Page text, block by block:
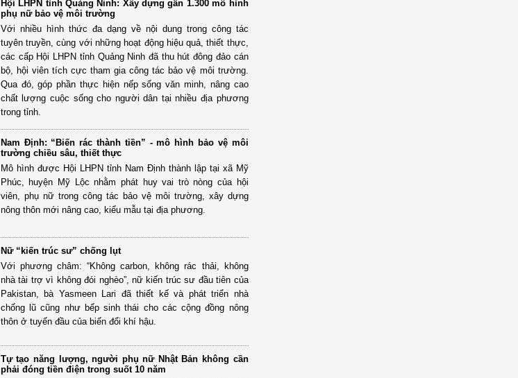
Hội LHPN tỉnh Quảng Ninh: Xây dựng gần 1.300 mô hình
phụ nữ bảo vệ môi trường
Với nhiều hình thức đa dạng về nội dung trong công tác
tuyên truyền, cùng với những hoạt động hiệu quả, thiết thực,
các cấp Hội LHPN tỉnh Quảng Ninh đã thu hút đông đảo cán
bộ, hội viên tích cực tham gia công tác bảo vệ môi trường.
Qua đó, góp phần thực hiện nếp sống văn minh, nâng cao
chất lượng cuộc sống cho người dân tại nhiều địa phương
trong tỉnh.
Nam Định: “Biến rác thành tiền” - mô hình bảo vệ môi
trường chiều sâu, thiết thực
Mô hình được Hội LHPN tỉnh Nam Định thành lập tại xã Mỹ
Phúc, huyện Mỹ Lộc nhằm phát huy vai trò nòng của hội
viên, phụ nữ trong công tác bảo vệ môi trường, xây dựng
nông thôn mới nâng cao, kiểu mẫu tại địa phương.
Nữ “kiến trúc sư” chống lụt
Với phương châm: “Không carbon, không rác thải, không
nhà tài trợ vì không đói nghèo”, nữ kiến trúc sư đầu tiên của
Pakistan, bà Yasmeen Lari đã thiết kế và phát triển nhà
chống lũ cũng như bếp sinh thái cho các cộng đồng nông
thôn ở tuyến đầu của biến đổi khí hậu.
Tự tạo năng lượng, người phụ nữ Nhật Bản không cần
phải đóng tiền điện trong suốt 10 năm